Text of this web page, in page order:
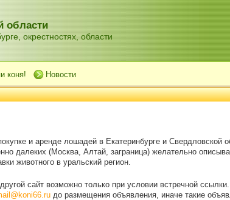
области
окрестностях, области
коня! Новости
и аренде лошадей в Екатеринбурге и Свердловской
далеких (Москва, Алтай, заграница) желательно
животного в уральский регион.
сайт возможно только при условии встречной
до размещения объявления, иначе такие